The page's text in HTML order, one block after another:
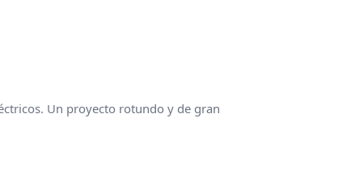
Un proyecto rotundo y de gran